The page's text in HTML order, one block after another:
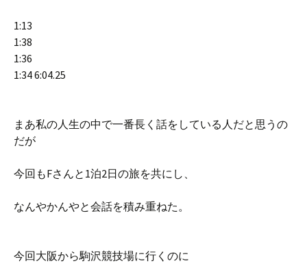
1:13
1:38
1:36
1:34 6:04.25
まあ私の人生の中で一番長く話をしている人だと思うの
だが
今回もFさんと1泊2日の旅を共にし、
なんやかんやと会話を積み重ねた。
今回大阪から駒沢競技場に行くのに